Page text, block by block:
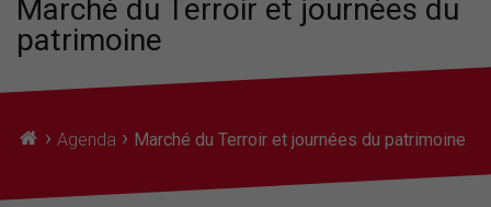
Marché du Terroir et journées du
patrimoine
› Agenda › Marché du Terroir et journées du patrimoine